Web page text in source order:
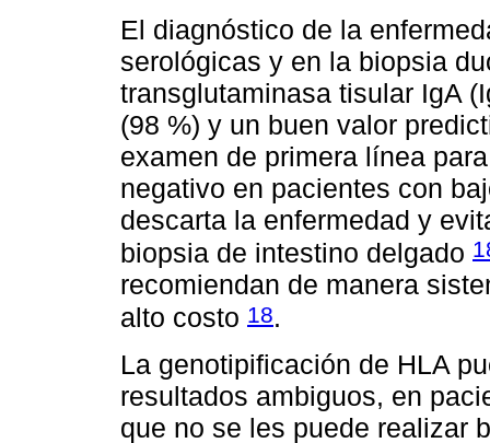
El diagnóstico de la
serológicas y en la biopsia
transglutaminasa tisular IgA
(98 %) y un buen valor
examen de primera línea
negativo en pacientes con
descarta la enfermedad y
biopsia de intestino delgado
recomiendan de manera
alto costo 18.
La genotipificación de HLA
resultados ambiguos, en
que no se les puede realizar